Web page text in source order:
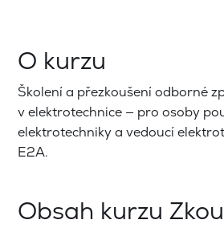
O kurzu
Školení a přezkoušení odborné
v elektrotechnice — pro osoby
elektrotechniky a vedoucí
E2A.
Obsah kurzu